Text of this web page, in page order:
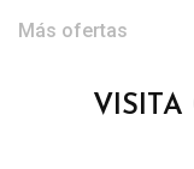
Más ofertas